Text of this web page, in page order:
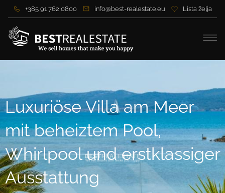
+385 91 762 0800 info@best-realestate.eu Lista želja
Luxuriöse Villa am Meer
mit beheiztem Pool,
Whirlpool und erstklassiger
Ausstattung